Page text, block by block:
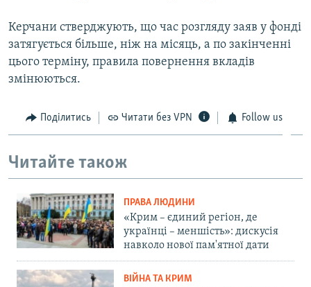
Керчани стверджують, що час розгляду заяв у фонді
затягується більше, ніж на місяць, а по закінченні
цього терміну, правила повернення вкладів
змінюються.
Поділитись Читати без VPN Follow us
Читайте також
ПРАВА ЛЮДИНИ
«Крим – єдиний регіон, де
українці – меншість»: дискусія
навколо нової пам'ятної дати
ВІЙНА ТА КРИМ